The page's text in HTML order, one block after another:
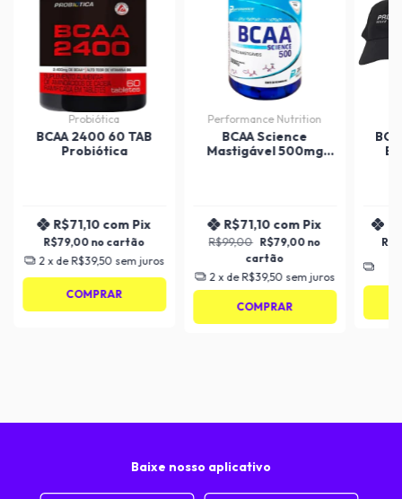
Probiótica
BCAA 2400 60 TAB
Probiótica
R$79,00
R$71,10 com Pix
2 x de R$39,50 sem juros
COMPRAR
Performance Nutrition
BCAA Science
Mastigável 500mg
R$99,00 R$79,00
R$71,10 com Pix
2 x de R$39,50 sem juros
COMPRAR
Baixe nosso aplicativo